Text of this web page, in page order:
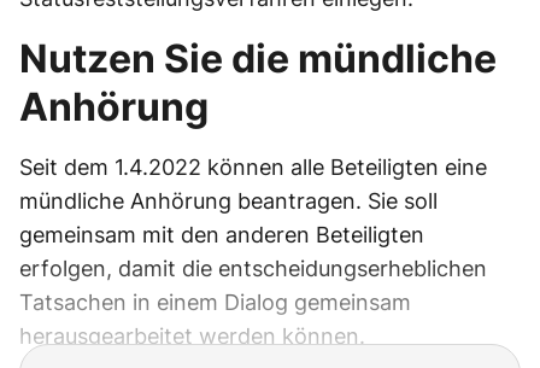
Nutzen Sie die mündliche
Anhörung
Seit dem 1.4.2022 können alle Beteiligten eine
mündliche Anhörung beantragen. Sie soll
gemeinsam mit den anderen Beteiligten
erfolgen, damit die entscheidungserheblichen
Tatsachen in einem Dialog gemeinsam
herausgearbeitet werden können.